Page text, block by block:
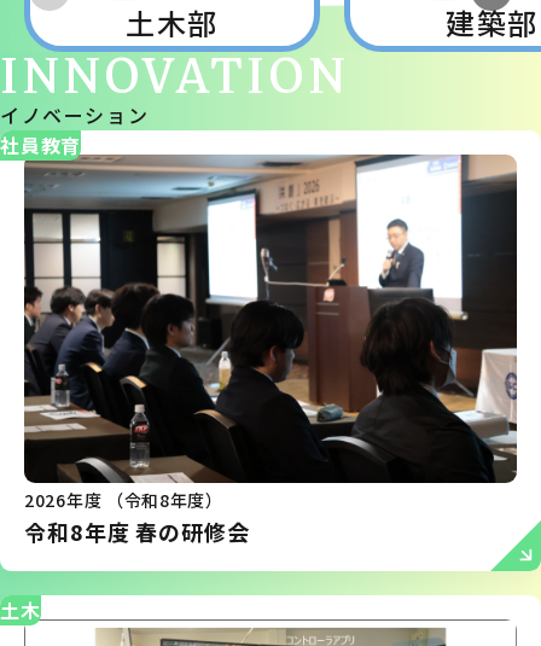
土木部 建築部
イノベーション
INNOVATION
社員教育
2026年度 （令和8年度）
令和8年度 春の研修会
土木